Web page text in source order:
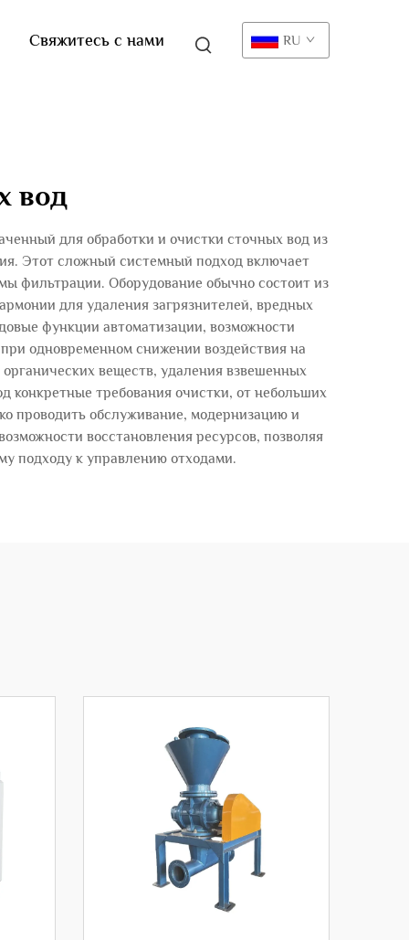
Свяжитесь с нами RU
вод
для обработки и очистки сточных вод из
Этот сложный системный подход включает
фильтрации. Оборудование обычно состоит из
для удаления загрязнителей, вредных
функции автоматизации, возможности
одновременном снижении воздействия на
веществ, удаления взвешенных
требования очистки, от небольших
проводить обслуживание, модернизацию и
восстановления ресурсов, позволяя
подходу к управлению отходами.